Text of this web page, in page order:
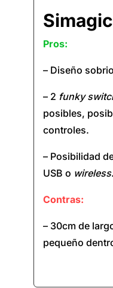
Pros:
– Diseño
– 2 funky
posibles,
controles.
– Posibilidad
USB o wireless.
Contras:
– 30cm de
pequeño